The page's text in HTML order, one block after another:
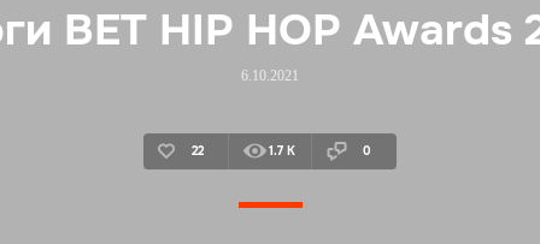
BET HIP HOP Awards
6.10.2021
22 1.7 K 0